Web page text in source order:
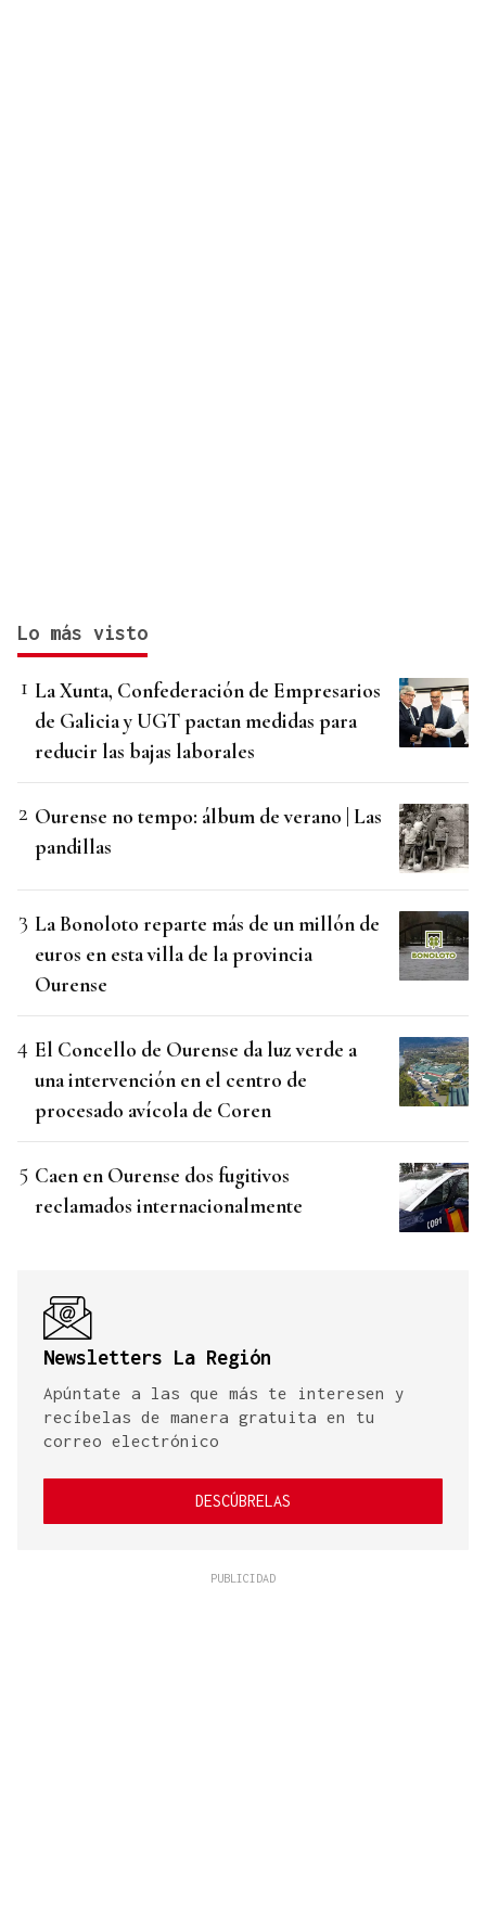
Lo más visto
La Xunta, Confederación de Empresarios
de Galicia y UGT pactan medidas para
reducir las bajas laborales
Ourense no tempo: álbum de verano | Las
pandillas
La Bonoloto reparte más de un millón de
euros en esta villa de la provincia
Ourense
El Concello de Ourense da luz verde a
una intervención en el centro de
procesado avícola de Coren
Caen en Ourense dos fugitivos
reclamados internacionalmente
Newsletters La Región
Apúntate a las que más te interesen y
recíbelas de manera gratuita en tu
correo electrónico
DESCÚBRELAS